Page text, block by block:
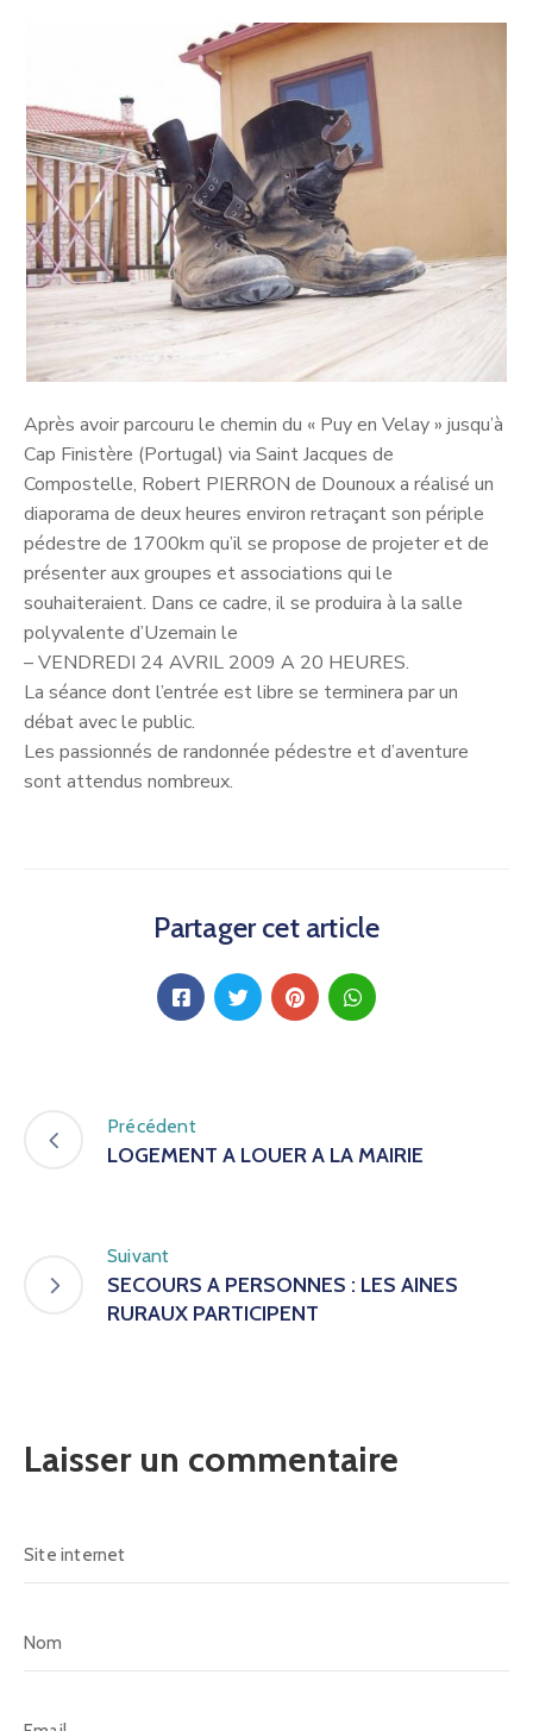
Après avoir parcouru le chemin du « Puy en Velay » jusqu’à
Cap Finistère (Portugal) via Saint Jacques de
Compostelle, Robert PIERRON de Dounoux a réalisé un
diaporama de deux heures environ retraçant son périple
pédestre de 1700km qu’il se propose de projeter et de
présenter aux groupes et associations qui le
souhaiteraient. Dans ce cadre, il se produira à la salle
polyvalente d’Uzemain le
– VENDREDI 24 AVRIL 2009 A 20 HEURES.
La séance dont l’entrée est libre se terminera par un
débat avec le public.
Les passionnés de randonnée pédestre et d’aventure
sont attendus nombreux.
Partager cet article
Précédent
LOGEMENT A LOUER A LA MAIRIE
Suivant
SECOURS A PERSONNES : LES AINES
RURAUX PARTICIPENT
Laisser un commentaire